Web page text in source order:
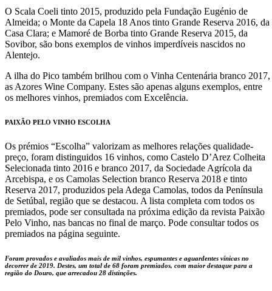
O Scala Coeli tinto 2015, produzido pela Fundação Eugénio de
Almeida; o Monte da Capela 18 Anos tinto Grande Reserva 2016, da
Casa Clara; e Mamoré de Borba tinto Grande Reserva 2015, da
Sovibor, são bons exemplos de vinhos imperdíveis nascidos no
Alentejo.
A ilha do Pico também brilhou com o Vinha Centenária branco 2017,
as Azores Wine Company. Estes são apenas alguns exemplos, entre
os melhores vinhos, premiados com Excelência.
PAIXÃO PELO VINHO ESCOLHA
Os prémios “Escolha” valorizam as melhores relações qualidade-
preço, foram distinguidos 16 vinhos, como Castelo D’Arez Colheita
Selecionada tinto 2016 e branco 2017, da Sociedade Agrícola da
Arcebispa, e os Camolas Selection branco Reserva 2018 e tinto
Reserva 2017, produzidos pela Adega Camolas, todos da Península
de Setúbal, região que se destacou. A lista completa com todos os
premiados, pode ser consultada na próxima edição da revista Paixão
Pelo Vinho, nas bancas no final de março. Pode consultar todos os
premiados na página seguinte.
Foram provados e avaliados mais de mil vinhos, espumantes e aguardentes vínicas no
decorrer de 2019. Destes, um total de 68 foram premiados, com maior destaque para a
região do Douro, que arrecadou 28 distinções.